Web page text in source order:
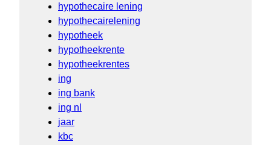
hypothecaire lening
hypothecairelening
hypotheek
hypotheekrente
hypotheekrentes
ing
ing bank
ing nl
jaar
kbc